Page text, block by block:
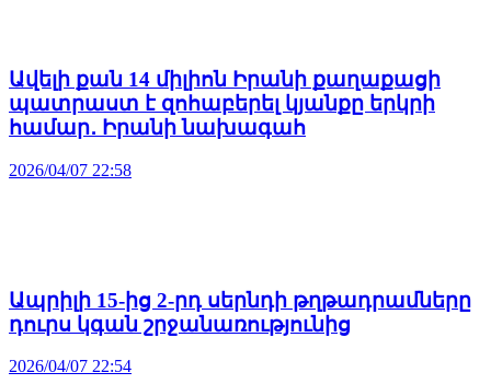
Ավելի քան 14 միլիոն Իրանի քաղաքացի
պատրաստ է զոհաբերել կյանքը երկրի
համար․ Իրանի նախագահ
2026/04/07 22:58
Ապրիլի 15-ից 2-րդ սերնդի թղթադրամները
դուրս կգան շրջանառությունից
2026/04/07 22:54